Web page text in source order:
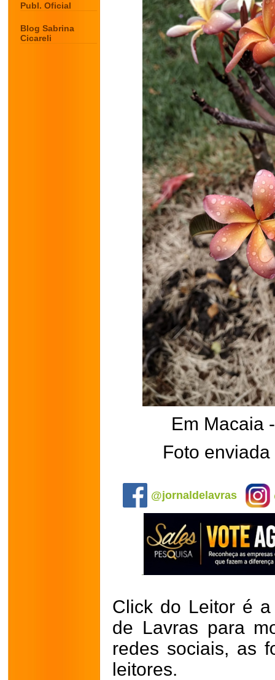
Publ. Oficial
Blog Sabrina
Cicareli
Em Macaia
Foto
@jornaldelavras
Click do Leitor é
de Lavras para
redes sociais, as
leitores.